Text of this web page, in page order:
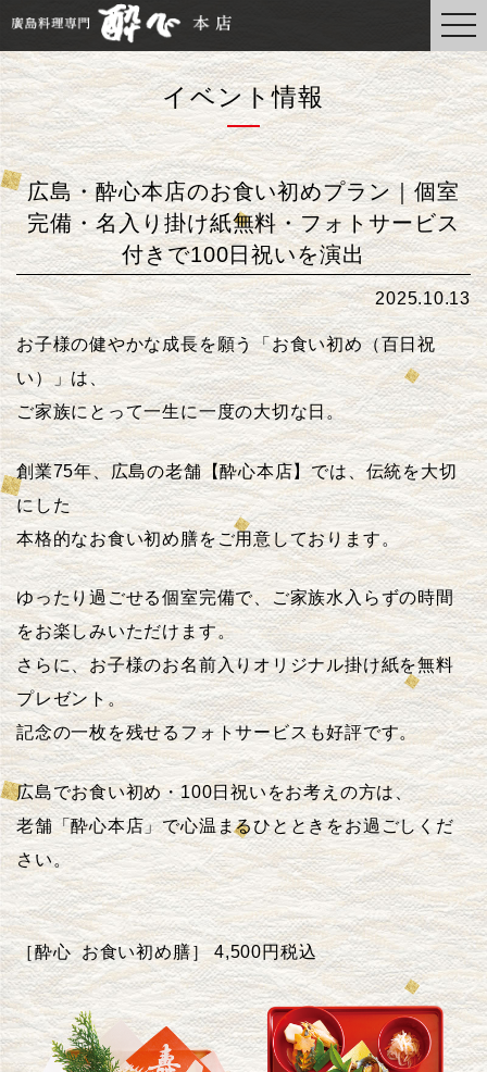
イベント情報
広島・酔心本店のお食い初めプラン｜個室
完備・名入り掛け紙無料・フォトサービス
付きで100日祝いを演出
2025.10.13
お子様の健やかな成長を願う「お食い初め（百日祝
い）」は、
ご家族にとって一生に一度の大切な日。
創業75年、広島の老舗【酔心本店】では、伝統を大切
にした
本格的なお食い初め膳をご用意しております。
ゆったり過ごせる個室完備で、ご家族水入らずの時間
をお楽しみいただけます。
さらに、 お子様のお名前入りオリジナル掛け紙を無料
プレゼント。
記念の一枚を残せるフォトサービスも好評です。
広島でお食い初め・100日祝いをお考えの方は、
老舗「酔心本店」で心温まるひとときをお過ごしくだ
さい。
［酔心 お食い初め膳］ 4,500円税込